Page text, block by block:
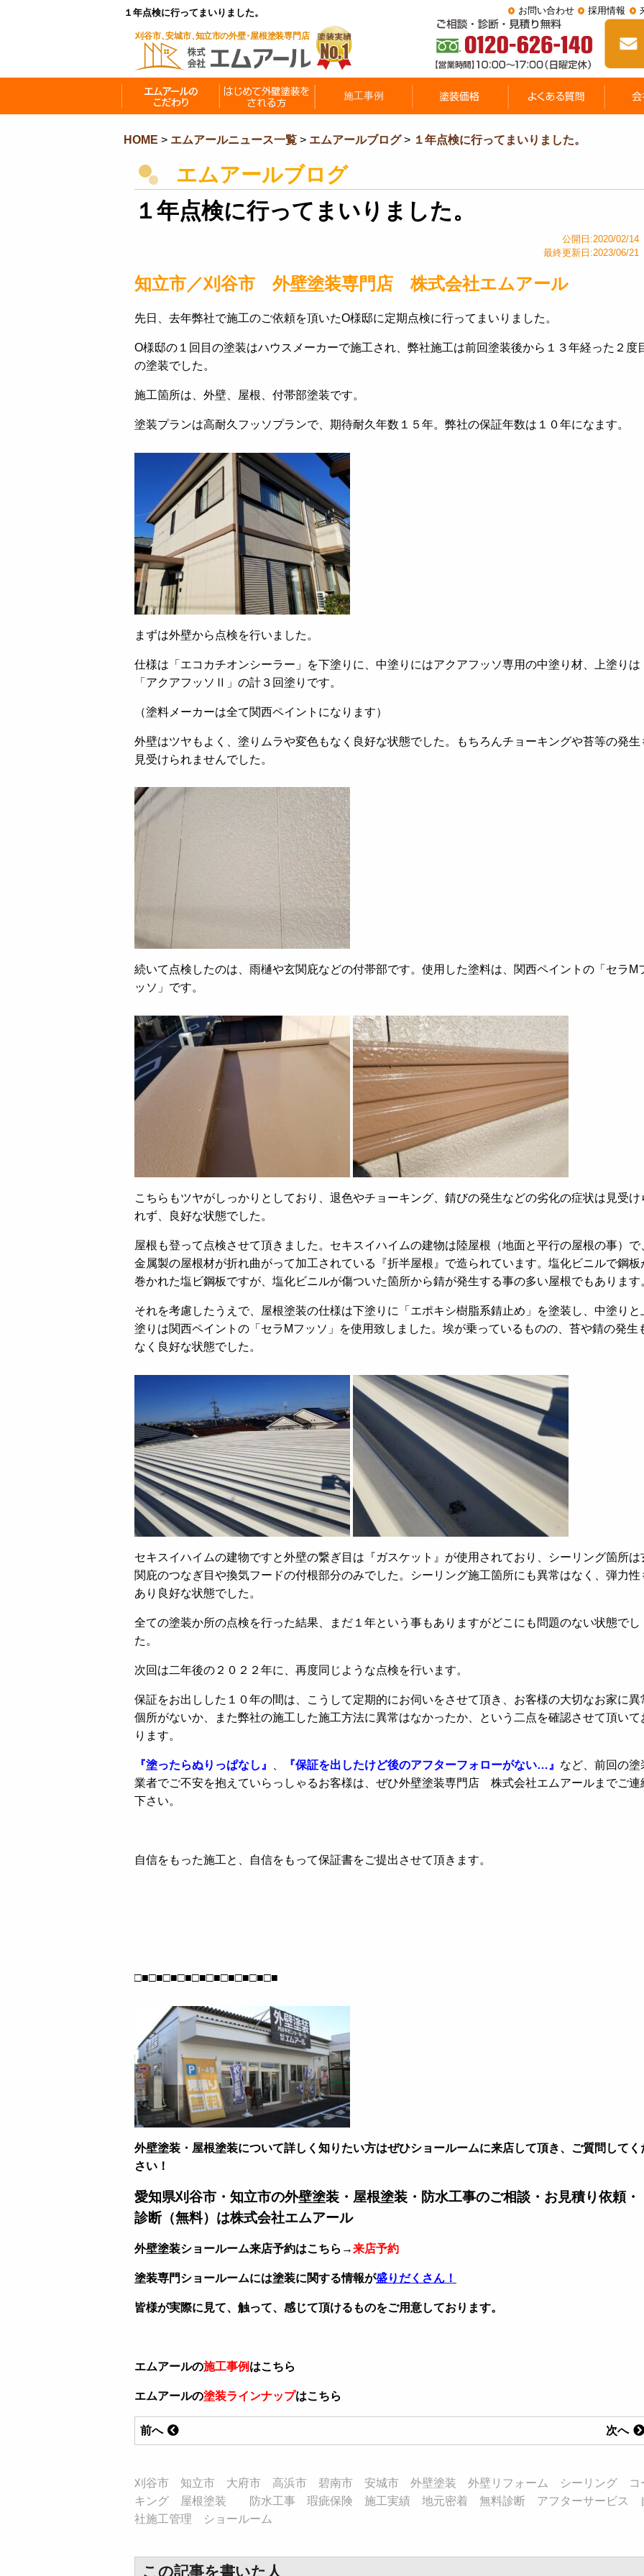
１年点検に行ってまいりました。 お問い合わせ 採用情報
HOME > エムアールニュース一覧 > エムアールブログ> １年点検に行ってまいりました。
エムアールブログ
１年点検に行ってまいりました。
公開日:2020/02/14
最終更新日:2023/06/21
知立市／刈谷市 外壁塗装専門店 株式会社エムアール
先日、去年弊社で施工のご依頼を頂いたO様邸に定期点検に行ってまいりました。
O様邸の１回目の塗装はハウスメーカーで施工され、弊社施工は前回塗装後から１３年経った２度
の塗装でした。
施工箇所は、外壁、屋根、付帯部塗装です。
塗装プランは高耐久フッソプランで、期待耐久年数１５年。弊社の保証年数は１０年になます。
まずは外壁から点検を行いました。
仕様は「エコカチオンシーラー」を下塗りに、中塗りにはアクアフッソ専用の中塗り材、上塗りは
「アクアフッソⅡ」の計３回塗りです。
（塗料メーカーは全て関西ペイントになります）
外壁はツヤもよく、塗りムラや変色もなく良好な状態でした。もちろんチョーキングや苔等の発生
見受けられませんでした。
続いて点検したのは、雨樋や玄関庇などの付帯部です。使用した塗料は、関西ペイントの「セラM
ッソ」です。
こちらもツヤがしっかりとしており、退色やチョーキング、錆びの発生などの劣化の症状は見受け
れず、良好な状態でした。
屋根も登って点検させて頂きました。セキスイハイムの建物は陸屋根（地面と平行の屋根の事）で
金属製の屋根材が折れ曲がって加工されている『折半屋根』で造られています。塩化ビニルで鋼板
巻かれた塩ビ鋼板ですが、塩化ビニルが傷ついた箇所から錆が発生する事の多い屋根でもあります
それを考慮したうえで、屋根塗装の仕様は下塗りに「エポキシ樹脂系錆止め」を塗装し、中塗りと
塗りは関西ペイントの「セラMフッソ」を使用致しました。埃が乗っているものの、苔や錆の発生
なく良好な状態でした。
セキスイハイムの建物ですと外壁の繋ぎ目は『ガスケット』が使用されており、シーリング箇所は
関庇のつなぎ目や換気フードの付根部分のみでした。シーリング施工箇所にも異常はなく、弾力性
あり良好な状態でした。
全ての塗装か所の点検を行った結果、まだ１年という事もありますがどこにも問題のない状態でし
た。
次回は二年後の２０２２年に、再度同じような点検を行います。
保証をお出しした１０年の間は、こうして定期的にお伺いをさせて頂き、お客様の大切なお家に異
個所がないか、また弊社の施工した施工方法に異常はなかったか、という二点を確認させて頂いて
ります。
『塗ったらぬりっぱなし』 『保証を出したけど後のアフターフォローがない…』 など、前回の塗
業者でご不安を抱えていらっしゃるお客様は、ぜひ外壁塗装専門店 株式会社エムアールまでご連
下さい。
自信をもった施工と、自信をもって保証書をご提出させて頂きます。
□■□■□■□■□■□■□■□■□■□■
外壁塗装・屋根塗装について詳しく知りたい方はぜひショールームに来店して頂き、ご質問してく
さい！
愛知県刈谷市・知立市の外壁塗装・屋根塗装・防水工事のご相談・お見積り依頼・
診断（無料）は株式会社エムアール
外壁塗装ショールーム来店予約はこちら→来店予約
塗装専門ショールームには塗装に関する情報が盛りだくさん！
皆様が実際に見て、触って、感じて頂けるものをご用意しております。
エムアールの施工事例 はこちら
エムアールの塗装ラインナップはこちら
次へ
前へ
刈谷市 知立市 大府市 高浜市 碧南市 安城市 外壁塗装 外壁リフォーム シーリング コ
キング 屋根塗装 防水工事 瑕疵保険 施工実績 地元密着 無料診断 アフターサービス
社施工管理 ショールーム
この記事を書いた人